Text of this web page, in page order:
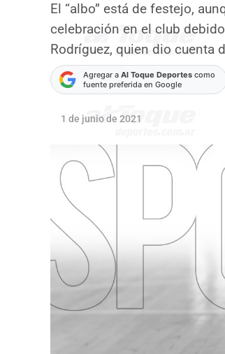
El “albo” está de festejo,
celebración en el club
Rodríguez, quien dio cuenta
Agregar a Al Toque Deportes como
fuente preferida en Google
1 de junio de 2021